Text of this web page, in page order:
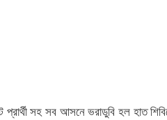
প্রার্থী সহ সব আসনে ভরাডুবি হল হাত